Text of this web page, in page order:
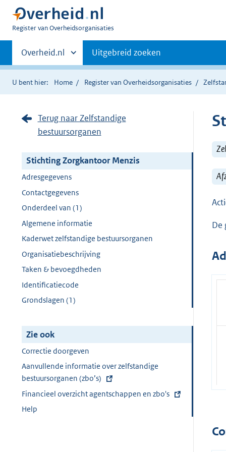
U
Register van Overheidsorganisaties
Primaire
navigatie
Andere
sites
binnen
Overheid.nl Uitgebreid zoeken
U bent hier: Home Register van Overheidsorganisaties
Terug naar Zelfstandige
bestuursorganen
Stichting Zorgkantoor Menzis
Adresgegevens
Contactgegevens
Onderdeel van (1)
Algemene informatie
Kaderwet zelfstandige bestuursorganen
Organisatiebeschrijving
Taken & bevoegdheden
Identificatiecode
Grondslagen (1)
Zie ook
Correctie doorgeven
E
x
t
r
Aanvullende informatie over zelfstandige
bestuursorganen (zbo’s)
E
x
Financieel overzicht agentschappen en zbo's
Help
De